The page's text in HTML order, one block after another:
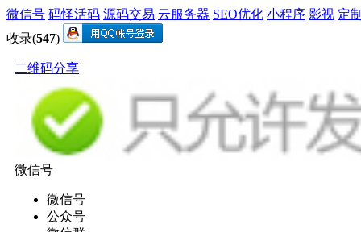
微信号 码怪活码 源码交易 云服务器 SEO优化 小程序 影视 定
收录(547)
二维码分享
微信号
微信号
公众号